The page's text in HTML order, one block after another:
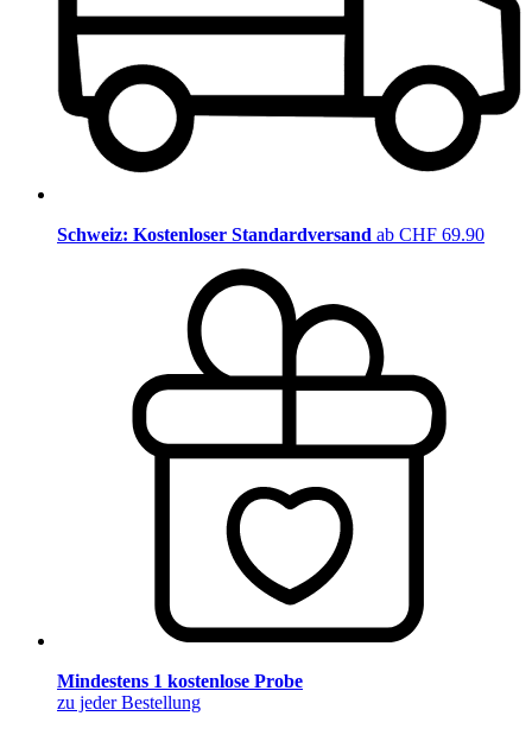
Schweiz: Kostenloser Standardversand ab CHF 69.90
Mindestens 1 kostenlose Probe
zu jeder Bestellung